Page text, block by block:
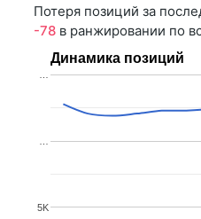
Потеря позиций за
-78 в ранжировании по
Динамика позиций
5K
…
…